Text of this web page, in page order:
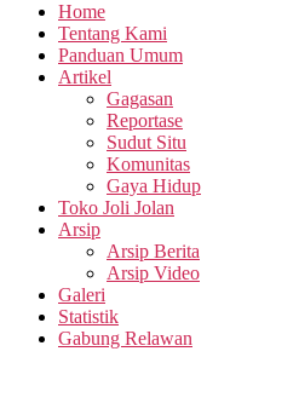
Home
Tentang Kami
Panduan Umum
Artikel
Gagasan
Reportase
Sudut Situ
Komunitas
Gaya Hidup
Toko Joli Jolan
Arsip
Arsip Berita
Arsip Video
Galeri
Statistik
Gabung Relawan